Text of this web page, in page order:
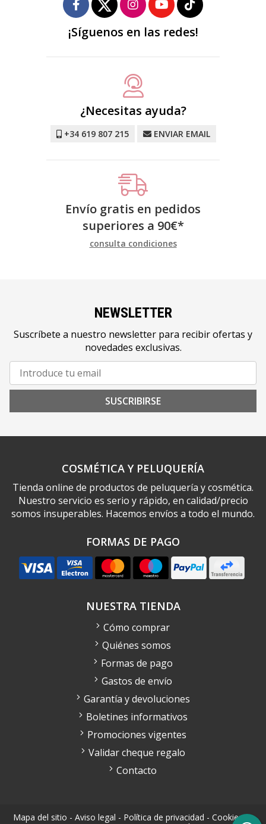
¡Síguenos en las redes!
¿Necesitas ayuda?
+34 619 807 215 ENVIAR EMAIL
Envío gratis en pedidos
superiores a 90€*
consulta condiciones
NEWSLETTER
Suscríbete a nuestro newsletter para recibir ofertas y
novedades exclusivas.
SUSCRIBIRSE
COSMÉTICA Y PELUQUERÍA
Tienda online de productos de peluquería y cosmética.
Nuestro servicio es serio y rápido, en calidad/precio
somos insuperables. Hacemos envíos a todo el mundo.
FORMAS DE PAGO
NUESTRA TIENDA
Cómo comprar
Quiénes somos
Formas de pago
Gastos de envío
Garantía y devoluciones
Boletines informativos
Promociones vigentes
Validar cheque regalo
Contacto
Mapa del sitio - Aviso legal - Política de privacidad - Cookies-